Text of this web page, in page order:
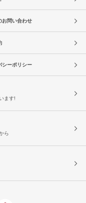
お問い合わせ
シーポリシー
ます!
ら